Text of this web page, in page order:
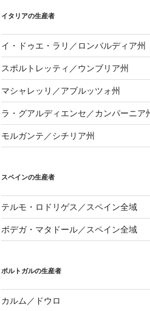
イタリアの生産者
イ・ドゥエ・ラリ／ロンバルディア州
スポルトレッティ／ウンブリア州
マシャレッリ／アブルッツォ州
ラ・グアルディエンセ／カンパーニア
モルガンテ／シチリア州
スペインの生産者
テルモ・ロドリゲス／スペイン全域
ボデガ・マタドール／スペイン全域
ポルトガルの生産者
カルム／ドウロ